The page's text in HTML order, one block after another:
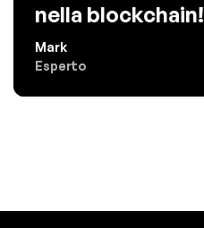
nella blockchain!
Mark
Esperto